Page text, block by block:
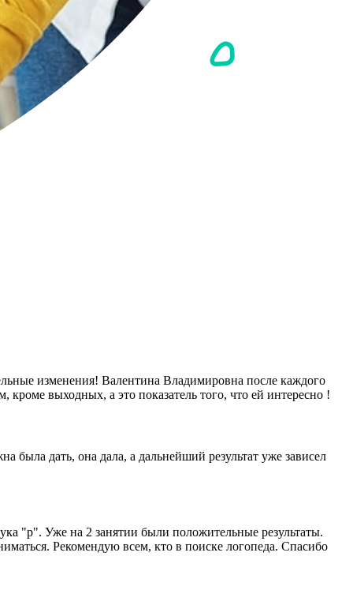
изменения! Валентина Владимировна после каждого
кроме выходных, а это показатель того, что ей интересно !
дать, она дала, а дальнейший результат уже зависел
"р". Уже на 2 занятии были положительные результаты.
Рекомендую всем, кто в поиске логопеда. Спасибо